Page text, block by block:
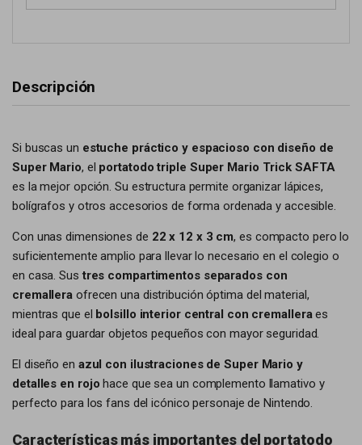
Descripción
Si buscas un estuche práctico y espacioso con diseño de
Super Mario, el portatodo triple Super Mario Trick SAFTA
es la mejor opción. Su estructura permite organizar lápices,
bolígrafos y otros accesorios de forma ordenada y accesible.
Con unas dimensiones de 22 x 12 x 3 cm, es compacto pero lo
suficientemente amplio para llevar lo necesario en el colegio o
en casa. Sus tres compartimentos separados con
cremallera ofrecen una distribución óptima del material,
mientras que el bolsillo interior central con cremalleraes
ideal para guardar objetos pequeños con mayor seguridad.
El diseño en azul con ilustraciones de Super Mario y
detalles en rojo hace que sea un complemento llamativo y
perfecto para los fans del icónico personaje de Nintendo.
Características más importantes del portatodo